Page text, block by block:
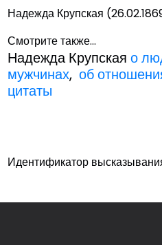
Надежда Крупская
Смотрите также...
Надежда Крупскаяо
мужчинах,об
цитаты
Идентификатор